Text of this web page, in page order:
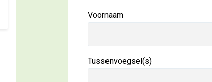
Voornaam
Tussenvoegsel(s)